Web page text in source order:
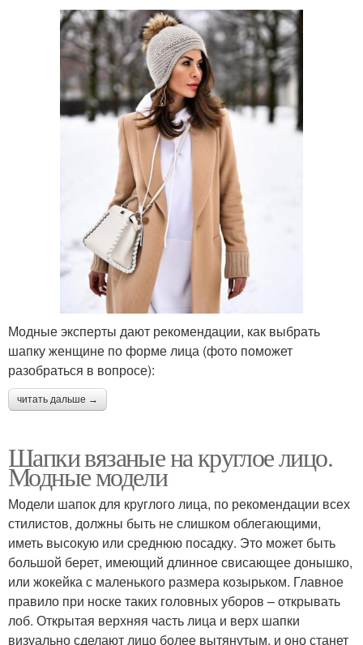
Модные эксперты дают рекомендации, как выбрать
шапку женщине по форме лица (фото поможет
разобраться в вопросе):
читать дальше →
Шапки вязаные на круглое лицо.
Модные модели
Модели шапок для круглого лица, по рекомендации всех
стилистов, должны быть не слишком облегающими,
иметь высокую или среднюю посадку. Это может быть
большой берет, имеющий длинное свисающее донышко,
или жокейка с маленького размера козырьком. Главное
правило при носке таких головных уборов – открывать
лоб. Открытая верхняя часть лица и верх шапки
визуально сделают лицо более вытянутым, и оно станет